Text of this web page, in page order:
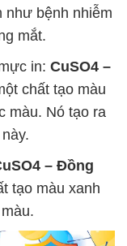
như bệnh nhiễm
mắt.
in: CuSO4 –
chất tạo màu
màu. Nó tạo ra
– Đồng
tạo màu xanh